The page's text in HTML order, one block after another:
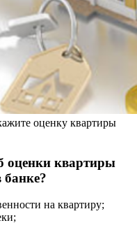
оценку квартиры
оценки квартиры
банке?
на квартиру;